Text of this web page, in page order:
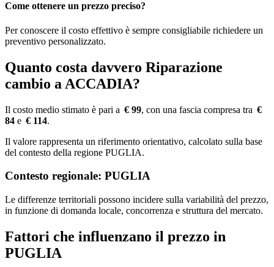
Come ottenere un prezzo preciso?
Per conoscere il costo effettivo è sempre consigliabile richiedere un
preventivo personalizzato.
Quanto costa davvero Riparazione
cambio a ACCADIA?
Il costo medio stimato è pari a € 99, con una fascia compresa tra €
84 e € 114.
Il valore rappresenta un riferimento orientativo, calcolato sulla base
del contesto della regione PUGLIA.
Contesto regionale: PUGLIA
Le differenze territoriali possono incidere sulla variabilità del prezzo,
in funzione di domanda locale, concorrenza e struttura del mercato.
Fattori che influenzano il prezzo in
PUGLIA